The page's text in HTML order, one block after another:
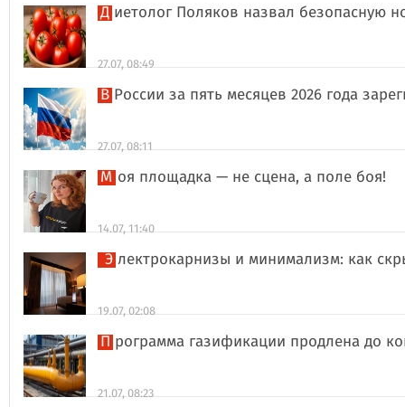
Диетолог Поляков назвал безопасную
27.07, 08:49
В России за пять месяцев 2026 года
27.07, 08:11
Моя площадка — не сцена, а поле боя!
14.07, 11:40
Электрокарнизы и минимализм: как
19.07, 02:08
Программа газификации продлена до
21.07, 08:23